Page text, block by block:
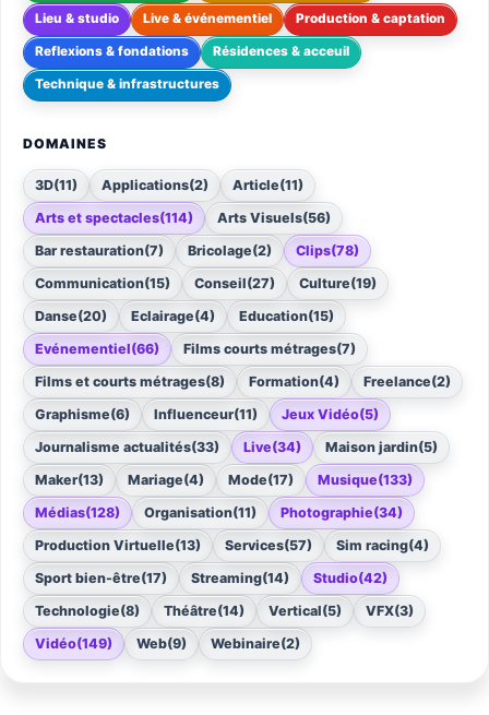
Lieu & studio Live & événementiel Production & captation
Reflexions & fondations Résidences & acceuil
Technique & infrastructures
DOMAINES
3D(11) Applications(2) Article(11)
Arts et spectacles(114) Arts Visuels(56)
Bar restauration(7) Bricolage(2) Clips(78)
Communication(15) Conseil(27) Culture(19)
Danse(20) Eclairage(4) Education(15)
Evénementiel(66) Films courts métrages(7)
Films et courts métrages(8) Formation(4) Freelance(2)
Graphisme(6) Influenceur(11) Jeux Vidéo(5)
Journalisme actualités(33) Live(34) Maison jardin(5)
Maker(13) Mariage(4) Mode(17) Musique(133)
Médias(128) Organisation(11) Photographie(34)
Production Virtuelle(13) Services(57) Sim racing(4)
Sport bien-être(17) Streaming(14) Studio(42)
Technologie(8) Théâtre(14) Vertical(5) VFX(3)
Vidéo(149) Web(9) Webinaire(2)